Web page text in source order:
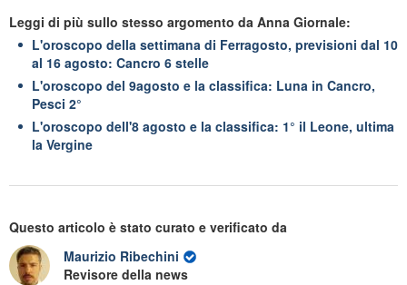
Leggi di più sullo stesso argomento da Anna Giornale:
L'oroscopo della settimana di Ferragosto, previsioni dal 10
al 16 agosto: Cancro 6 stelle
L'oroscopo del 9agosto e la classifica: Luna in Cancro,
Pesci 2°
L'oroscopo dell'8 agosto e la classifica: 1° il Leone, ultima
la Vergine
Questo articolo è stato curato e verificato da
Maurizio Ribechini
Revisore della news